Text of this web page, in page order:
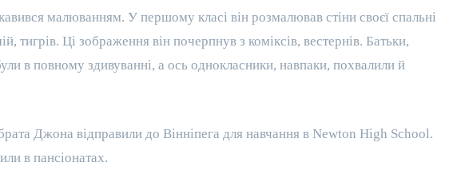
малюванням. У першому класі він розмалював стіни своєї спальні
тигрів. Ці зображення він почерпнув з коміксів, вестернів. Батьки,
в повному здивуванні, а ось однокласники, навпаки, похвалили й
Джона відправили до Вінніпега для навчання в Newton High School.
в пансіонатах.